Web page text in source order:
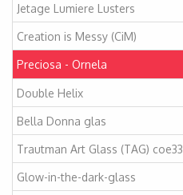
Jetage Lumiere Lusters
Creation is Messy (CiM)
Preciosa - Ornela
Double Helix
Bella Donna glas
Trautman Art Glass (TAG) coe33
Glow-in-the-dark-glass